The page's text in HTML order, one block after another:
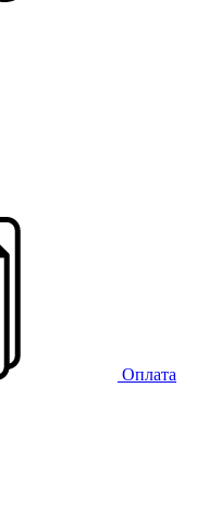
Оплата